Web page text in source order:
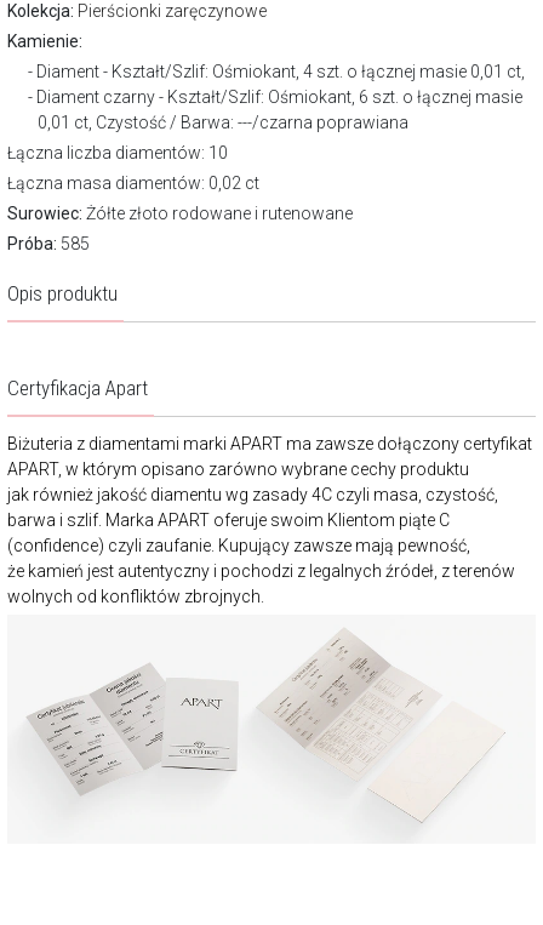
Kolekcja: Pierścionki zaręczynowe
Kamienie:
Diament - Kształt/Szlif: Ośmiokant, 4 szt. o łącznej masie 0,01 ct,
Diament czarny - Kształt/Szlif: Ośmiokant, 6 szt. o łącznej masie
0,01 ct, Czystość / Barwa: ---/czarna poprawiana
Łączna liczba diamentów: 10
Łączna masa diamentów: 0,02 ct
Surowiec: Żółte złoto rodowane i rutenowane
Próba: 585
Opis produktu
Certyfikacja Apart
Biżuteria z diamentami marki APART ma zawsze dołączony certyfikat
APART, w którym opisano zarówno wybrane cechy produktu
jak również jakość diamentu wg zasady 4C czyli masa, czystość,
barwa i szlif. Marka APART oferuje swoim Klientom piąte C
(confidence) czyli zaufanie. Kupujący zawsze mają pewność,
że kamień jest autentyczny i pochodzi z legalnych źródeł, z terenów
wolnych od konfliktów zbrojnych.